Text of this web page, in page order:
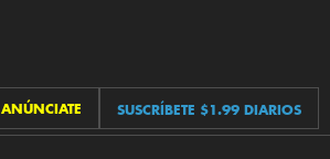
ANÚNCIATE SUSCRÍBETE $1.99 DIARIOS